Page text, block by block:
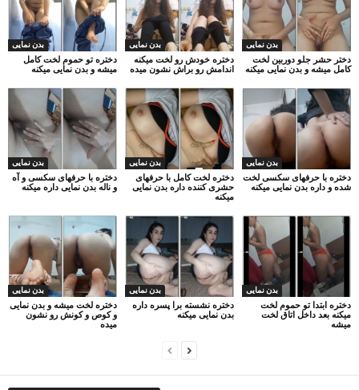
بدن نمایی
دختره تو حموم لخت کامل
میشه و بدن نمایی میکنه
بدن نمایی
دختره خودش رو لخت میکنه
اندامش رو براش نشون میده
بدن نمایی
دختر حشر جلو دوربین لخت
کامل میشه و بدن نمایی میکنه
بدن نمایی
دختره با حرفهای سکسی و آه
و ناله بدن نمایی داره میکنه
بدن نمایی
دختره لخت کامل با حرفهای
حشری کننده داره بدن نمایی
میکنه
بدن نمایی
دختره با حرفهای سکسی لخت
شده و داره بدن نمایی میکنه
بدن نمایی
دختره لخت میشه و بدن نمایی
و کوص و کونش رو نشون
میده
بدن نمایی
دختره نشسته برا پسره داره
بدن نمایی میکنه
بدن نمایی
دختره ابتدا تو حموم لخت
میکنه بعد داخل اتاق لخت
میشه